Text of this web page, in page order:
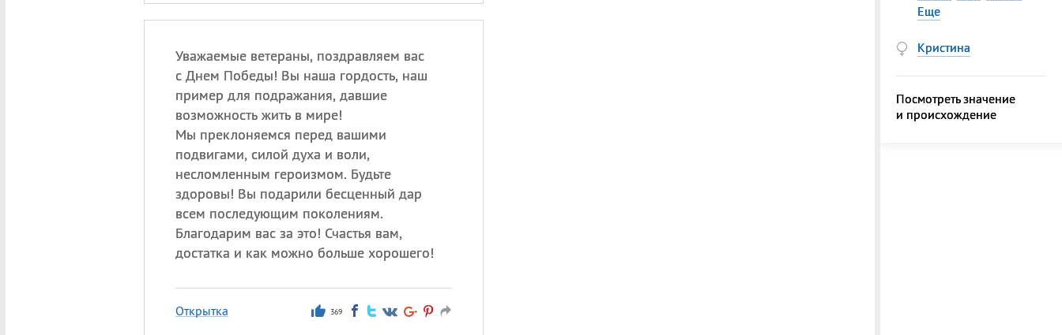
Уважаемые ветераны, поздравляем вас
с Днем Победы! Вы наша гордость, наш
пример для подражания, давшие
возможность жить в мире!
Мы преклоняемся перед вашими
подвигами, силой духа и воли,
несломленным героизмом. Будьте
здоровы! Вы подарили бесценный дар
всем последующим поколениям.
Благодарим вас за это! Счастья вам,
достатка и как можно больше хорошего!
Открытка 369
Еще
Кристина
Посмотреть значение
и происхождение